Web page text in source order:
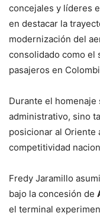
concejales y líderes
en destacar la
modernización del
consolidado como el
pasajeros en
Durante el
administrativo, sino
posicionar al Oriente
competitividad
Fredy Jaramillo
bajo la concesión de
el terminal